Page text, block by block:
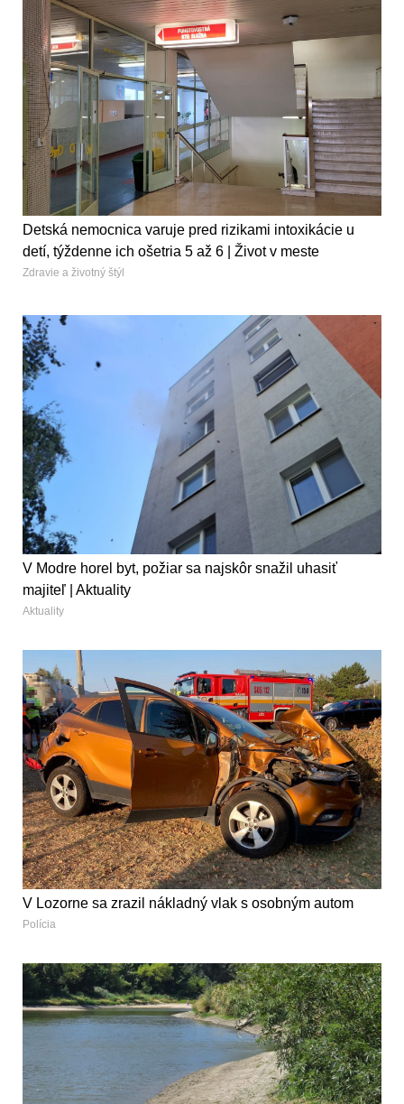
Detská nemocnica varuje pred rizikami intoxikácie u
detí, týždenne ich ošetria 5 až 6 | Život v meste
Zdravie a životný štýl
V Modre horel byt, požiar sa najskôr snažil uhasiť
majiteľ | Aktuality
Aktuality
V Lozorne sa zrazil nákladný vlak s osobným autom
Polícia